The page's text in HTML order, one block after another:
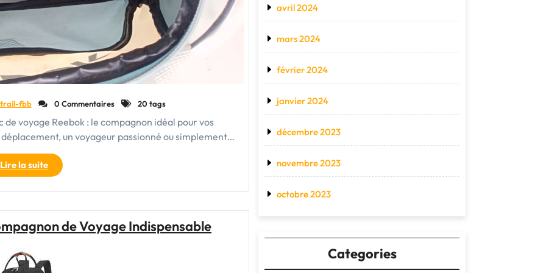
fbb 0 Commentaires 20 tags
voyage Reebok : le compagnon idéal pour vos
un voyageur passionné ou simplement…
Lire la suite"Le
sac
de
:
Compagnon
de Voyage Indispensable
avril 2024
mars 2024
février 2024
janvier 2024
décembre 2023
novembre 2023
octobre 2023
Categories